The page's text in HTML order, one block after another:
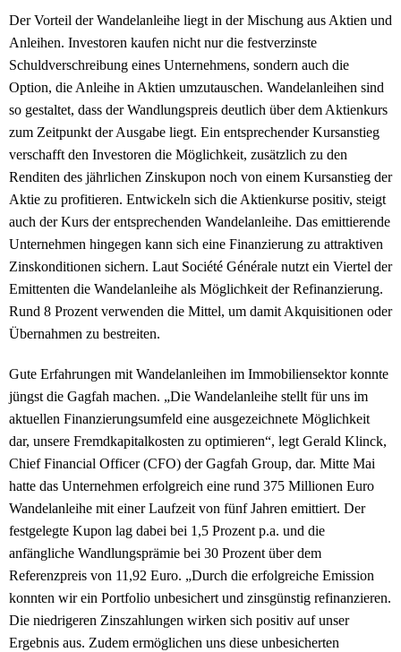
Der Vorteil der Wandelanleihe liegt in der Mischung aus Aktien und
Anleihen. Investoren kaufen nicht nur die festverzinste
Schuldverschreibung eines Unternehmens, sondern auch die
Option, die Anleihe in Aktien umzutauschen. Wandelanleihen sind
so gestaltet, dass der Wandlungspreis deutlich über dem Aktienkurs
zum Zeitpunkt der Ausgabe liegt. Ein entsprechender Kursanstieg
verschafft den Investoren die Möglichkeit, zusätzlich zu den
Renditen des jährlichen Zinskupon noch von einem Kursanstieg der
Aktie zu profitieren. Entwickeln sich die Aktienkurse positiv, steigt
auch der Kurs der entsprechenden Wandelanleihe. Das emittierende
Unternehmen hingegen kann sich eine Finanzierung zu attraktiven
Zinskonditionen sichern. Laut Société Générale nutzt ein Viertel der
Emittenten die Wandelanleihe als Möglichkeit der Refinanzierung.
Rund 8 Prozent verwenden die Mittel, um damit Akquisitionen oder
Übernahmen zu bestreiten.
Gute Erfahrungen mit Wandelanleihen im Immobiliensektor konnte
jüngst die Gagfah machen. „Die Wandelanleihe stellt für uns im
aktuellen Finanzierungsumfeld eine ausgezeichnete Möglichkeit
dar, unsere Fremdkapitalkosten zu optimieren“, legt Gerald Klinck,
Chief Financial Officer (CFO) der Gagfah Group, dar. Mitte Mai
hatte das Unternehmen erfolgreich eine rund 375 Millionen Euro
Wandelanleihe mit einer Laufzeit von fünf Jahren emittiert. Der
festgelegte Kupon lag dabei bei 1,5 Prozent p.a. und die
anfängliche Wandlungsprämie bei 30 Prozent über dem
Referenzpreis von 11,92 Euro. „Durch die erfolgreiche Emission
konnten wir ein Portfolio unbesichert und zinsgünstig refinanzieren.
Die niedrigeren Zinszahlungen wirken sich positiv auf unser
Ergebnis aus. Zudem ermöglichen uns diese unbesicherten